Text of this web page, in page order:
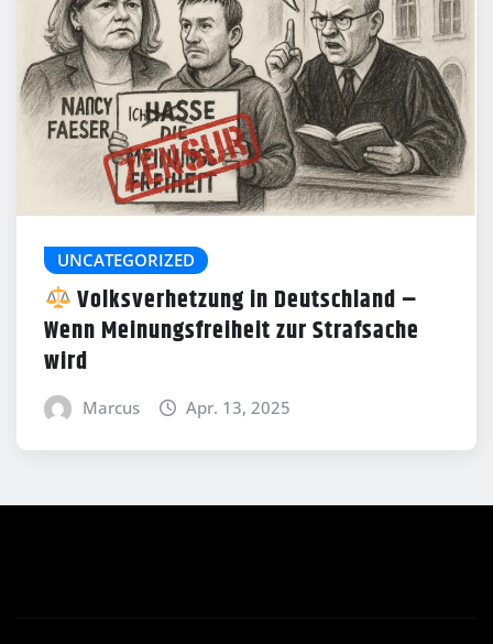
UNCATEGORIZED
Volksverhetzung in Deutschland –
Wenn Meinungsfreiheit zur Strafsache
wird
Marcus Apr. 13, 2025